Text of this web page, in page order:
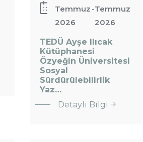
Temmuz
2026
-Temmuz
2026
TEDÜ Ayşe Ilıcak
Kütüphanesi
Özyeğin Üniversitesi
Sosyal
Sürdürülebilirlik
Yaz…
Detaylı Bilgi
: TEDÜ Ayşe
Ilıcak
Özyeğin